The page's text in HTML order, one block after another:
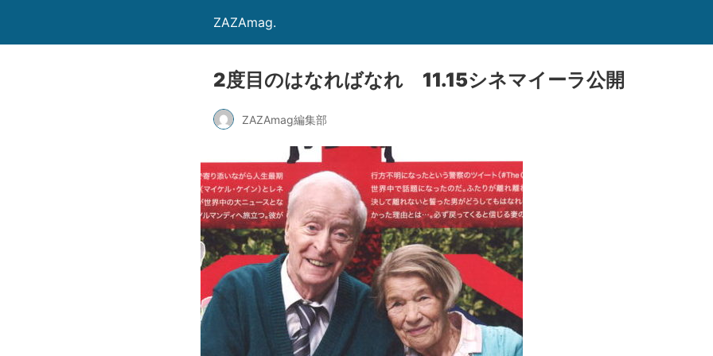
ZAZAmag.
2度目のはなればなれ 11.15シネマイーラ公開
ZAZAmag編集部